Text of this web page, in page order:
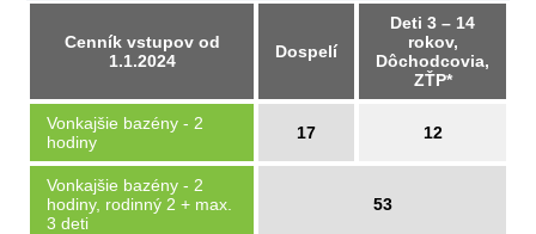
Cenník vstupov od
1.1.2024
Dospelí
Deti 3 – 14
rokov,
Dôchodcovia,
ZŤP*
Vonkajšie bazény - 2
hodiny
17 12
Vonkajšie bazény - 2
hodiny, rodinný 2 + max.
3 deti
53